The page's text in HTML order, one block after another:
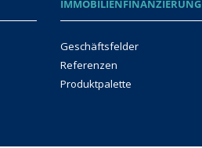
IMMOBILIENFINANZIERUNG
Geschäftsfelder
Referenzen
Produktpalette